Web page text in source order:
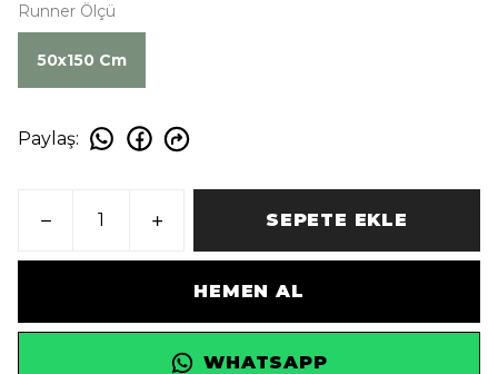
Runner Ölçü
50x150 Cm
Paylaş:
SEPETE EKLE
HEMEN AL
WHATSAPP